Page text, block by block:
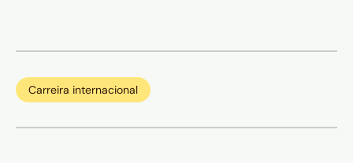
Carreira internacional